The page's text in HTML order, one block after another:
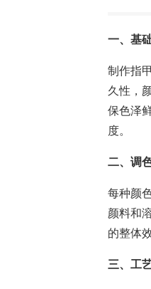
一、基
制作指
久性，
保色泽
度。
二、调
每种颜
颜料和
的整体
三、工